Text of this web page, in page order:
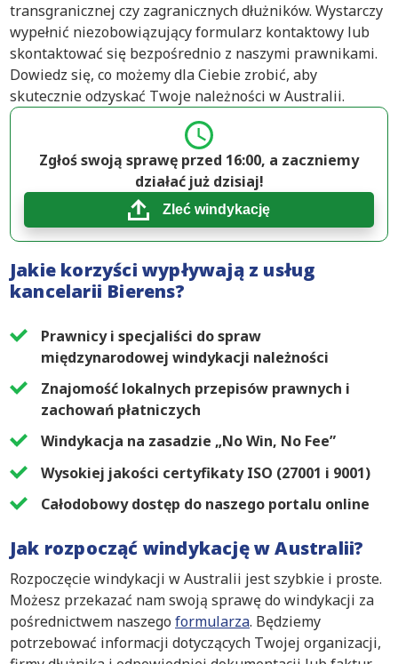
transgranicznej czy zagranicznych dłużników. Wystarczy
wypełnić niezobowiązujący formularz kontaktowy lub
skontaktować się bezpośrednio z naszymi prawnikami.
Dowiedz się, co możemy dla Ciebie zrobić, aby
skutecznie odzyskać Twoje należności w Australii.
Zgłoś swoją sprawę przed 16:00, a zaczniemy
działać już dzisiaj!
Zleć windykację
Jakie korzyści wypływają z usług
kancelarii Bierens?
Prawnicy i specjaliści do spraw
międzynarodowej windykacji należności
Znajomość lokalnych przepisów prawnych i
zachowań płatniczych
Windykacja na zasadzie „No Win, No Fee”
Wysokiej jakości certyfikaty ISO (27001 i 9001)
Całodobowy dostęp do naszego portalu online
Jak rozpocząć windykację w Australii?
Rozpoczęcie windykacji w Australii jest szybkie i proste.
Możesz przekazać nam swoją sprawę do windykacji za
pośrednictwem naszego formularza. Będziemy
potrzebować informacji dotyczących Twojej organizacji,